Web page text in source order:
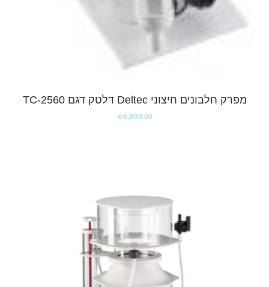
מפרק חלבונים חיצוני Deltec דלטק דגם TC-2560
₪6,800.00